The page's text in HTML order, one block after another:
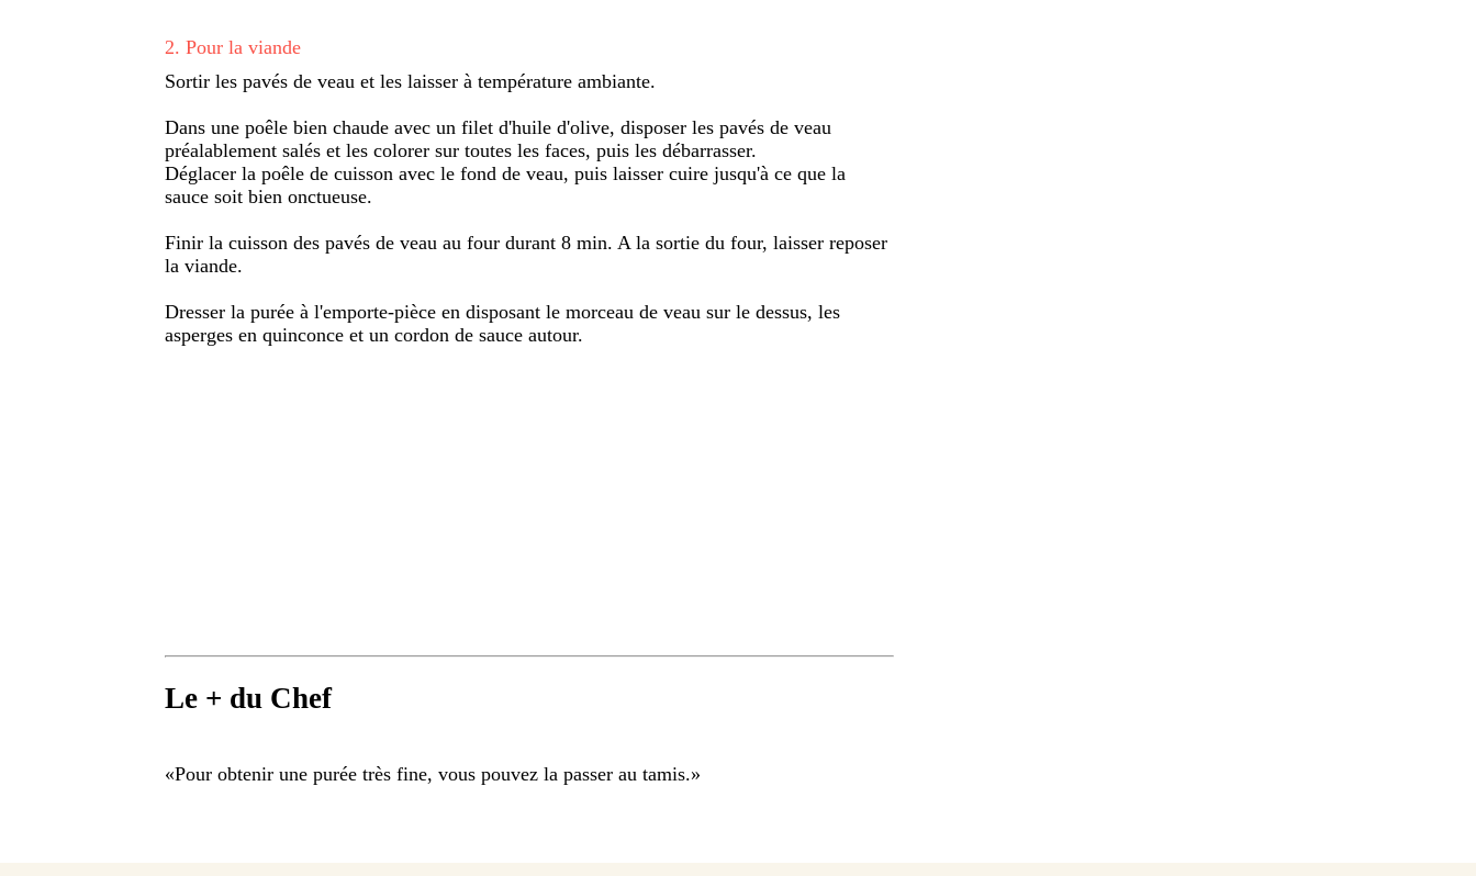
2. Pour la viande
Sortir les pavés de veau et les laisser à température ambiante.
Dans une poêle bien chaude avec un filet d'huile d'olive, disposer les pavés de veau
préalablement salés et les colorer sur toutes les faces, puis les débarrasser.
Déglacer la poêle de cuisson avec le fond de veau, puis laisser cuire jusqu'à ce que la
sauce soit bien onctueuse.
Finir la cuisson des pavés de veau au four durant 8 min. A la sortie du four, laisser reposer
la viande.
Dresser la purée à l'emporte-pièce en disposant le morceau de veau sur le dessus, les
asperges en quinconce et un cordon de sauce autour.
Le + du Chef
«Pour obtenir une purée très fine, vous pouvez la passer au tamis.»